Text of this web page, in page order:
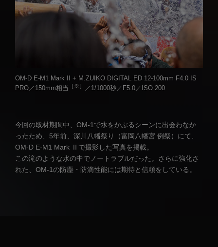
OM-D E-M1 Mark II + M.ZUIKO DIGITAL ED 12-100mm F4.0 IS
PRO／150mm相当
［※］ ／1/1000秒／F5.0／ISO 200
今回の取材期間中、OM-1で水をかぶるシーンに出会わなか
ったため、5年前、深川八幡祭り（富岡八幡宮 例祭）にて、
OM-D E-M1 Mark Ⅱで撮影した写真を掲載。
この滝のような水の中でノートラブルだった。さらに強化さ
れた、OM-1の防塵・防滴性能には期待と信頼をしている。